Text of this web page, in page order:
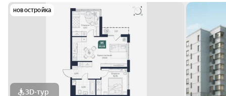
новостройка
3D-тур